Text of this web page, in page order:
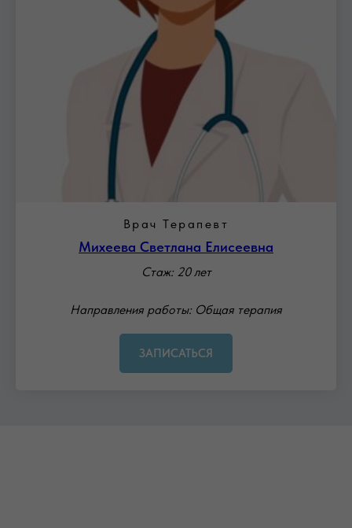
Врач Терапевт
Михеева Светлана Елисеевна
Стаж: 20 лет
Направления работы: Общая терапия
ЗАПИСАТЬСЯ